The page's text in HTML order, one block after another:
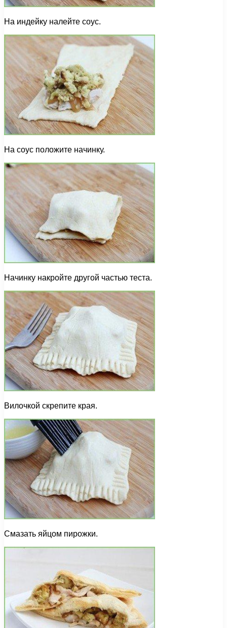
На индейку налейте соус.
На соус положите начинку.
Начинку накройте другой частью теста.
Вилочкой скрепите края.
Смазать яйцом пирожки.